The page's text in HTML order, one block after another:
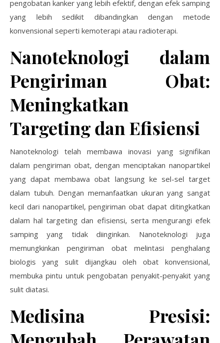
pengobatan kanker yang lebih efektif, dengan efek samping
yang lebih sedikit dibandingkan dengan metode
konvensional seperti kemoterapi atau radioterapi.
Nanoteknologi dalam
Pengiriman Obat:
Meningkatkan
Targeting dan Efisiensi
Nanoteknologi telah membawa inovasi yang signifikan
dalam pengiriman obat, dengan menciptakan nanopartikel
yang dapat membawa obat langsung ke sel-sel target
dalam tubuh. Dengan memanfaatkan ukuran yang sangat
kecil dari nanopartikel, pengiriman obat dapat ditingkatkan
dalam hal targeting dan efisiensi, serta mengurangi efek
samping yang tidak diinginkan. Nanoteknologi juga
memungkinkan pengiriman obat melintasi penghalang
biologis yang sulit dijangkau oleh obat konvensional,
membuka pintu untuk pengobatan penyakit-penyakit yang
sulit diatasi.
Medisina Presisi: